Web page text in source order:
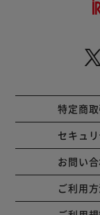
特定商
セキュ
お問い
ご利用